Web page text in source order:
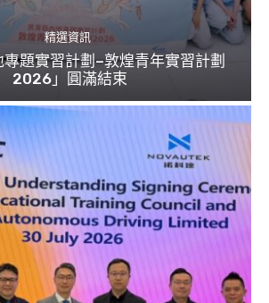
精選資訊
題實習計劃–敦煌青年實習計劃
2026」圓滿結束